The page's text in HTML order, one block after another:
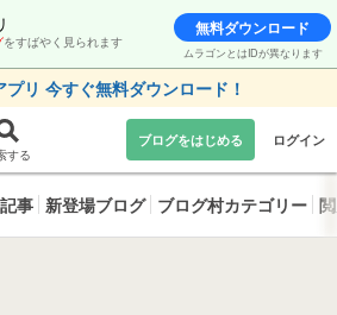
をすばやく見られます
無料ダウンロード
ムラゴンとはIDが異なります
リ 今すぐ無料ダウンロード！
する
ブログをはじめる ログイン
事 新登場ブログ ブログ村カテゴリー